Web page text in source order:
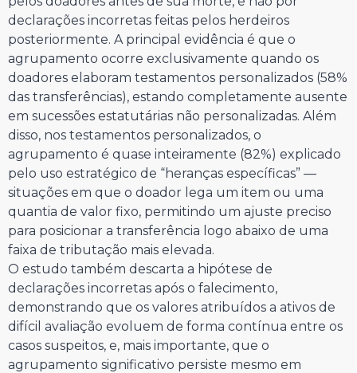
declarações incorretas feitas pelos herdeiros
posteriormente. A principal evidência é que o
agrupamento ocorre exclusivamente quando os
doadores elaboram testamentos personalizados (58%
das transferências), estando completamente ausente
em sucessões estatutárias não personalizadas. Além
disso, nos testamentos personalizados, o
agrupamento é quase inteiramente (82%) explicado
pelo uso estratégico de “heranças específicas” —
situações em que o doador lega um item ou uma
quantia de valor fixo, permitindo um ajuste preciso
para posicionar a transferência logo abaixo de uma
faixa de tributação mais elevada.
O estudo também descarta a hipótese de
declarações incorretas após o falecimento,
demonstrando que os valores atribuídos a ativos de
difícil avaliação evoluem de forma contínua entre os
casos suspeitos, e, mais importante, que o
agrupamento significativo persiste mesmo em